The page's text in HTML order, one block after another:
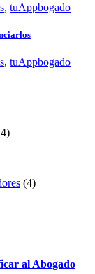
, tuAppbogado
, tuAppbogado
(4)
al Abogado